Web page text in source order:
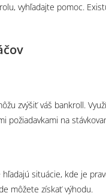
vyhľadajte pomoc.
zvýšiť váš bankroll.
požiadavkami na
situácie, kde je
môžete získať výhodu.